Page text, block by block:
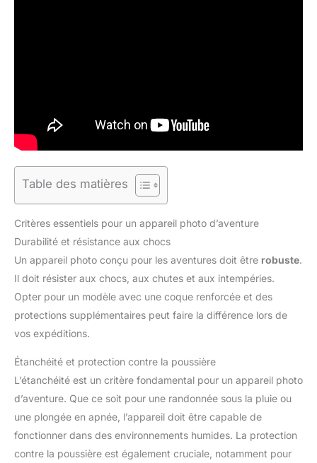
Table des matières
Critères essentiels pour un appareil photo d’aventure
Durabilité et résistance aux chocs
Un appareil photo conçu pour les aventures doit être robuste.
Il doit résister aux chocs, aux chutes et aux intempéries.
Opter pour un modèle avec une coque renforcée et des
protections supplémentaires peut faire la différence lors de
vos expéditions.
Étanchéité et protection contre la poussière
L’étanchéité est un critère fondamental pour un appareil photo
d’aventure. Que ce soit pour une randonnée sous la pluie ou
une plongée en apnée, l’appareil doit être capable de
fonctionner dans des environnements humides. La protection
contre la poussière est également cruciale, notamment pour